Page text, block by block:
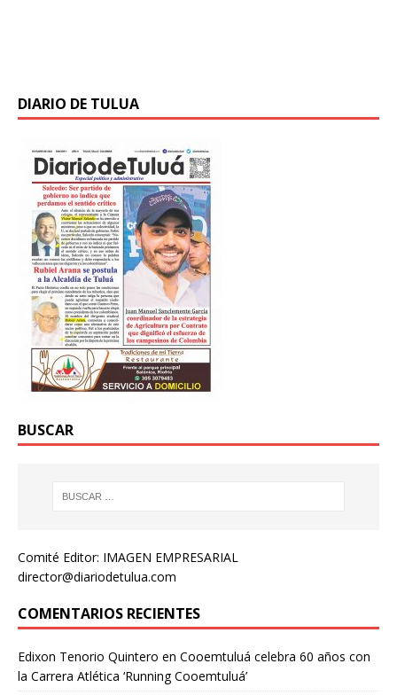
DIARIO DE TULUA
BUSCAR
Comité Editor: IMAGEN EMPRESARIAL
director@diariodetulua.com
COMENTARIOS RECIENTES
Edixon Tenorio Quintero en Cooemtuluá celebra 60 años con
la Carrera Atlética ‘Running Cooemtuluá’